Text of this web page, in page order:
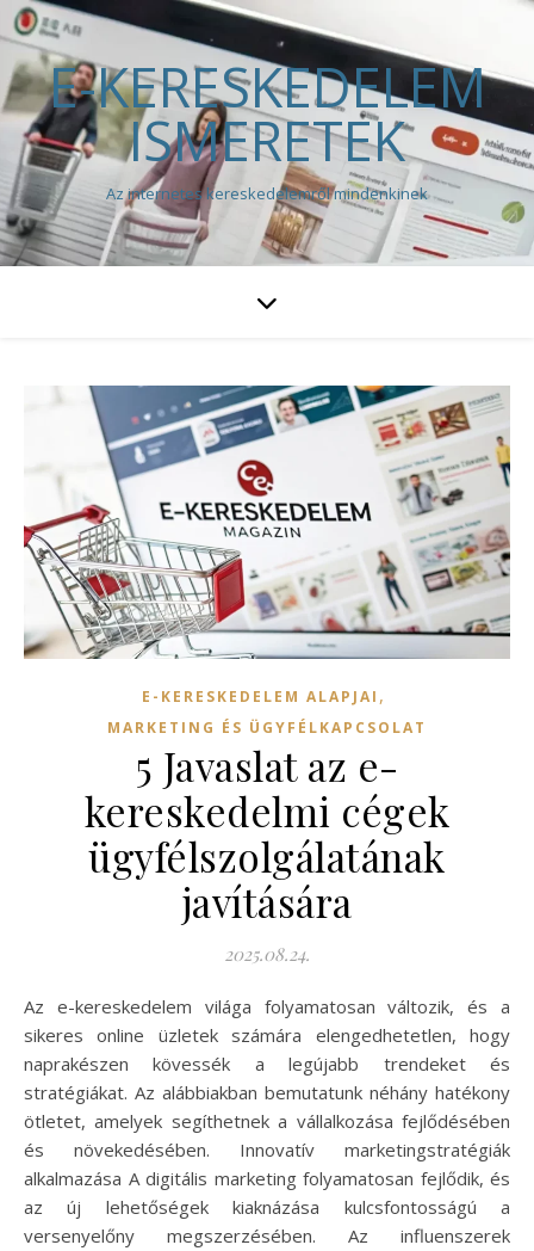
E-KERESKEDELEM
ISMERETEK
Az internetes kereskedelemről mindenkinek
E-KERESKEDELEM ALAPJAI ,
MARKETING ÉS ÜGYFÉLKAPCSOLAT
5 Javaslat az e-
kereskedelmi cégek
ügyfélszolgálatának
javítására
2025.08.24.
Az e-kereskedelem világa folyamatosan változik, és a
sikeres online üzletek számára elengedhetetlen, hogy
naprakészen kövessék a legújabb trendeket és
stratégiákat. Az alábbiakban bemutatunk néhány hatékony
ötletet, amelyek segíthetnek a vállalkozása fejlődésében
és növekedésében. Innovatív marketingstratégiák
alkalmazása A digitális marketing folyamatosan fejlődik, és
az új lehetőségek kiaknázása kulcsfontosságú a
versenyelőny megszerzésében. Az influenszerek